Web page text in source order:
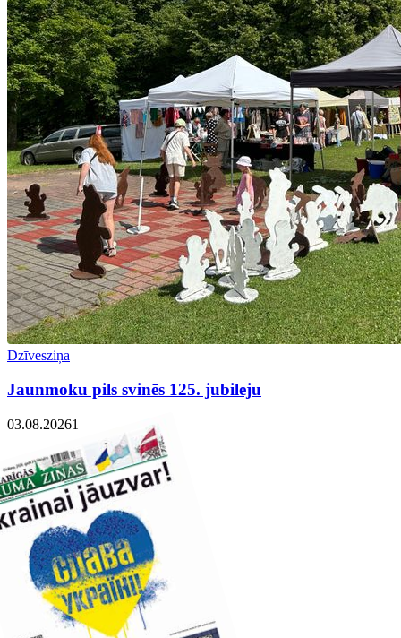
Dzīvesziņa
Jaunmoku pils svinēs 125. jubileju
03.08.20261